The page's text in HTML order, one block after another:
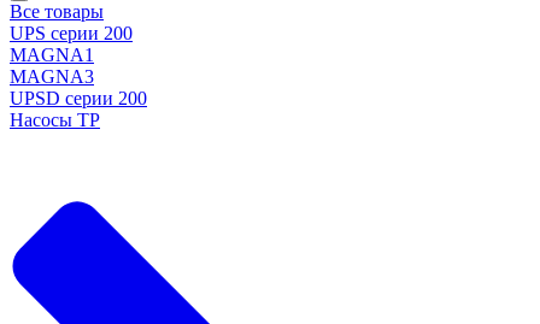
Все товары
UPS серии 200
MAGNA1
MAGNA3
UPSD серии 200
Насосы TP